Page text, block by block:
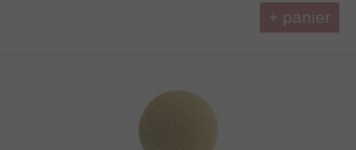
+ panier